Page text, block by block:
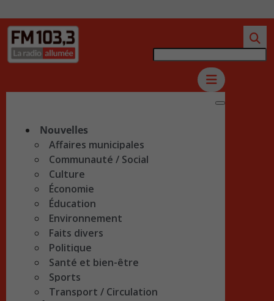
Nouvelles
Affaires municipales
Communauté / Social
Culture
Économie
Éducation
Environnement
Faits divers
Politique
Santé et bien-être
Sports
Transport / Circulation